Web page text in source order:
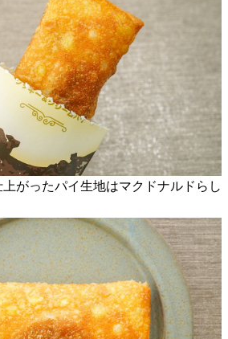
がったパイ生地はマクドナルドらし